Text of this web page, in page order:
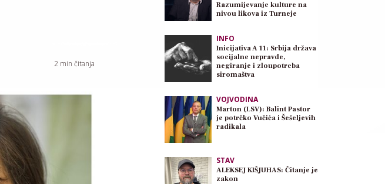
2 min čitanja
Razumijevanje kulture na
nivou likova iz Turneje
INFO
Inicijativa A 11: Srbija država
socijalne nepravde,
negiranje i zloupotreba
siromaštva
VOJVODINA
Marton (LSV): Balint Pastor
je potrčko Vučića i Šešeljevih
radikala
STAV
ALEKSEJ KIŠJUHAS: Čitanje je
zakon